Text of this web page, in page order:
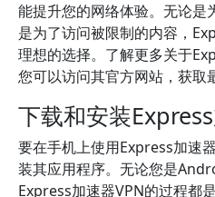
能提升您的网络体验。无论是
是为了访问被限制的内容，
理想的选择。了解更多关于
您可以访问其官方网站，获取
下载和安装
要在手机上使用Express加速
装其应用程序。无论您是
Express加速器VPN的过程都